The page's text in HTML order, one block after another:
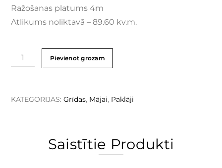
Ražošanas platums 4m
Atlikums noliktavā – 89.60 kv.m.
Pievienot grozam
KATEGORIJAS:Grīdas, Mājai, Paklāji
Saistītie Produkti